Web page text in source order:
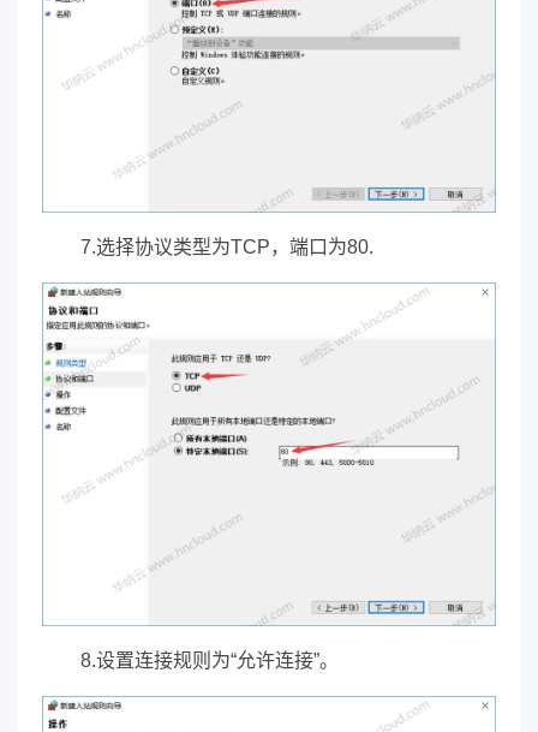
7.选择协议类型为TCP，端口为80.
8.设置连接规则为“允许连接”。